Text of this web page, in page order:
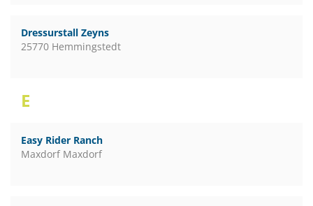
Dressurstall Zeyns
25770 Hemmingstedt
E
Easy Rider Ranch
Maxdorf Maxdorf